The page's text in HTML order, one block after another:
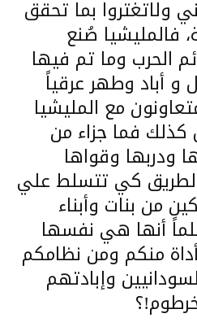
ولاتغتروا بما تحقق
فالمليشيا صُنع
الحرب وما تم فيها
أباد وطهر عرقياً
مع المليشيا
فما جزاء من
ودربها وقواها
كي تتسلط علي
من بنات وأبناء
أنها هي نفسها
منكم ومن نظامكم
وإبادتهم